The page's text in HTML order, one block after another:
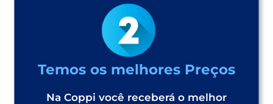
Temos os melhores Preços
Na Coppi você receberá o melhor